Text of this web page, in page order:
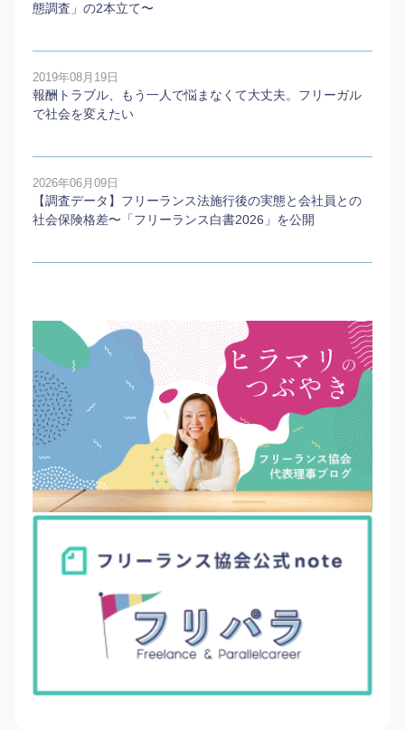
態調査」の2本⽴て〜
2019年08月19日
報酬トラブル、もう一人で悩まなくて大丈夫。フリーガル
で社会を変えたい
2026年06月09日
【調査データ】フリーランス法施行後の実態と会社員との
社会保険格差〜「フリーランス白書2026」を公開